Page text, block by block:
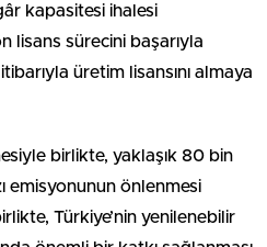
kapasitesi ihalesi
lisans sürecini başarıyla
üretim lisansını almaya
birlikte, yaklaşık 80 bin
emisyonunun önlenmesi
Türkiye’nin yenilenebilir